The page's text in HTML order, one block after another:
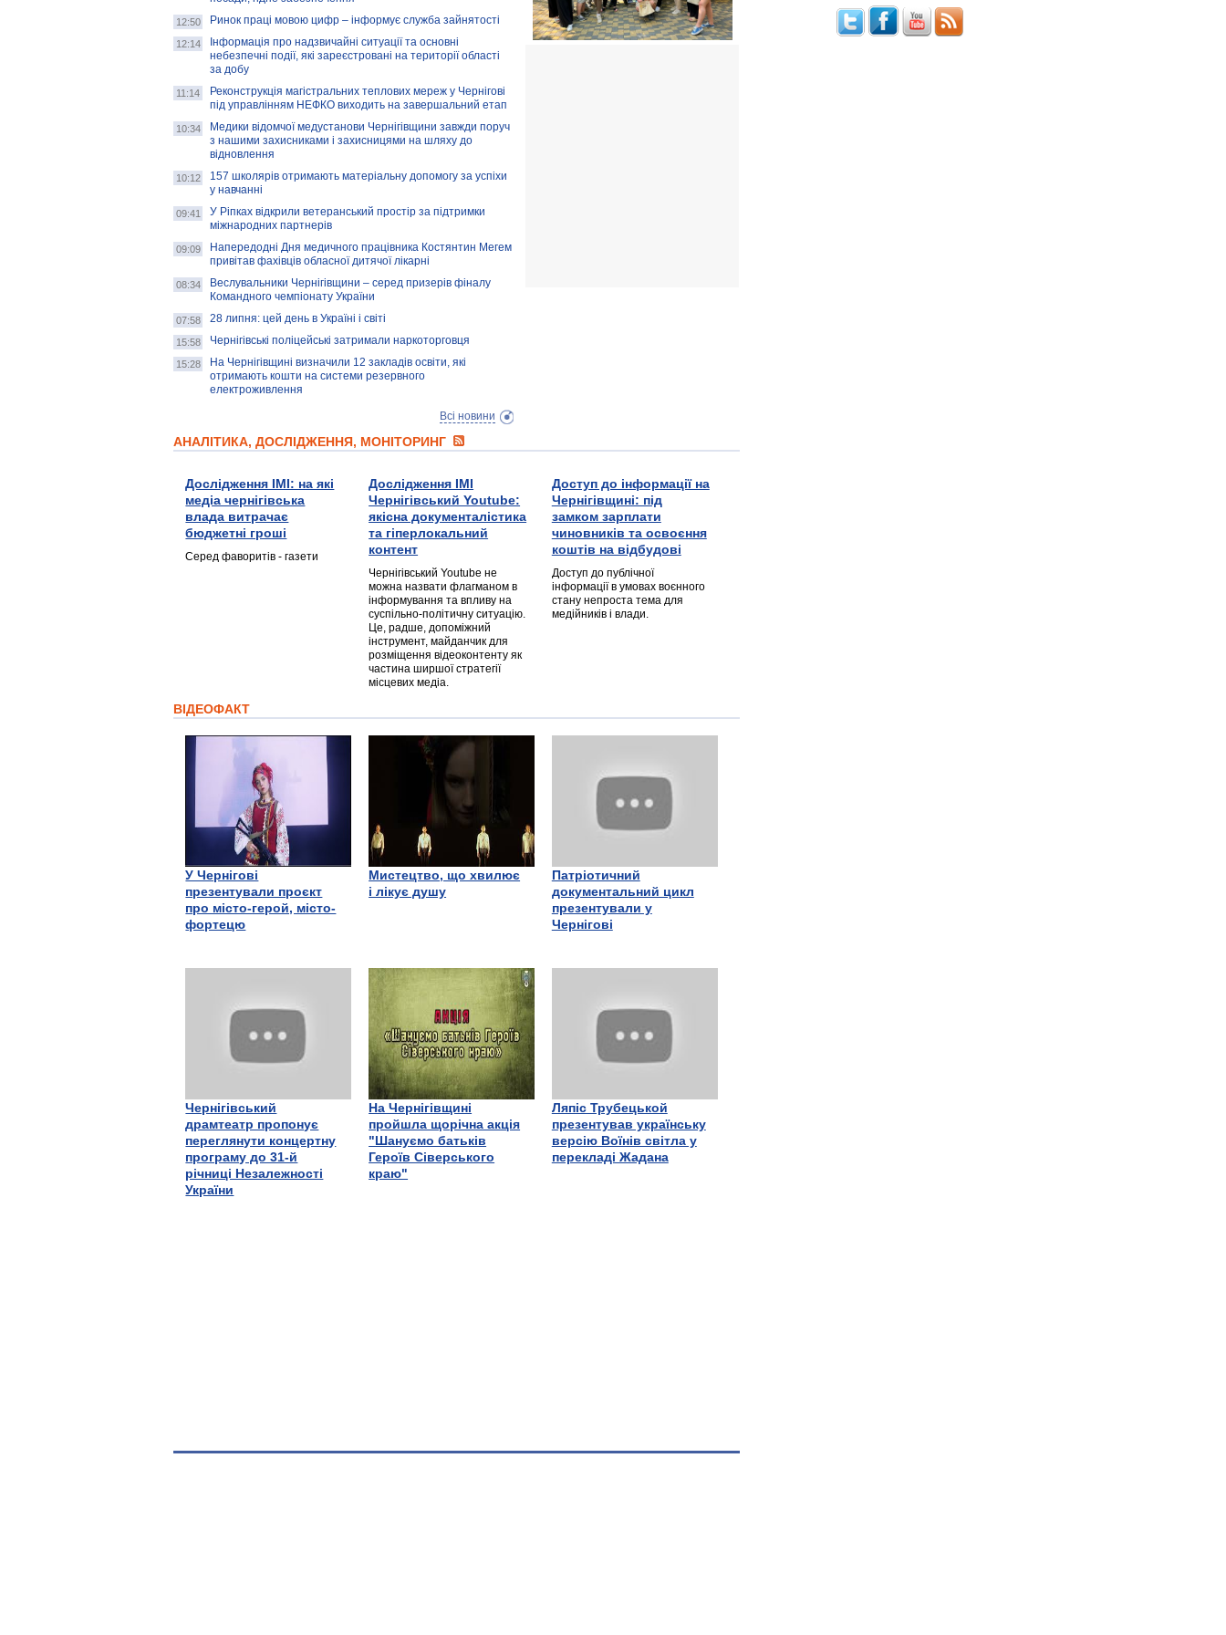
12:50 Ринок праці мовою цифр – інформує служба зайнятості
12:14
Інформація про надзвичайні ситуації та основні
небезпечні події, які зареєстровані на території області
за добу
11:14
Реконструкція магістральних теплових мереж у Чернігові
під управлінням НЕФКО виходить на завершальний етап
10:34
Медики відомчої медустанови Чернігівщини завжди поруч
з нашими захисниками і захисницями на шляху до
відновлення
10:12
157 школярів отримають матеріальну допомогу за успіхи
у навчанні
09:41
У Ріпках відкрили ветеранський простір за підтримки
міжнародних партнерів
09:09
Напередодні Дня медичного працівника Костянтин Мегем
привітав фахівців обласної дитячої лікарні
08:34
Веслувальники Чернігівщини – серед призерів фіналу
Командного чемпіонату України
07:58 28 липня: цей день в Україні і світі
15:58 Чернігівські поліцейські затримали наркоторговця
15:28
На Чернігівщині визначили 12 закладів освіти, які
отримають кошти на системи резервного
електроживлення
Всі новини
АНАЛІТИКА, ДОСЛІДЖЕННЯ, МОНІТОРИНГ
Дослідження ІМІ: на які
медіа чернігівська
влада витрачає
бюджетні гроші
Серед фаворитів - газети
Дослідження ІМІ
Чернігівський Youtube:
якісна документалістика
та гіперлокальний
контент
Чернігівський Youtube не
можна назвати флагманом в
інформування та впливу на
суспільно-політичну ситуацію.
Це, радше, допоміжний
інструмент, майданчик для
розміщення відеоконтенту як
частина ширшої стратегії
місцевих медіа.
Доступ до інформації на
Чернігівщині: під
замком зарплати
чиновників та освоєння
коштів на відбудові
Доступ до публічної
інформації в умовах воєнного
стану непроста тема для
медійників і влади.
ВІДЕОФАКТ
У Чернігові
презентували проєкт
про місто-герой, місто-
фортецю
Мистецтво, що хвилює
і лікує душу
Патріотичний
документальний цикл
презентували у
Чернігові
Чернігівський
драмтеатр пропонує
переглянути концертну
програму до 31-й
річниці Незалежності
України
На Чернігівщині
пройшла щорічна акція
"Шануємо батьків
Героїв Сіверського
краю"
Ляпіс Трубецькой
презентував українську
версію Воїнів світла у
перекладі Жадана